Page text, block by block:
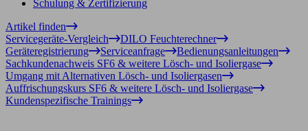
Schulung & Zertifizierung
Artikel finden
Servicegeräte-Vergleich
DILO Feuchterechner
Geräteregistrierung
Serviceanfrage
Bedienungsanleitungen
Sachkundenachweis SF6 & weitere Lösch- und Isoliergase
Umgang mit Alternativen Lösch- und Isoliergasen
Auffrischungskurs SF6 & weitere Lösch- und Isoliergase
Kundenspezifische Trainings